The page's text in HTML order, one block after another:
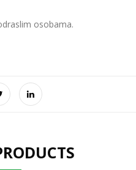
osobama.